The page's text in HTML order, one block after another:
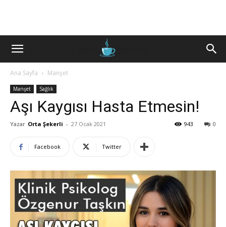
Ana Sayfa Manşet
Manşet Sağlık
Aşı Kaygısı Hasta Etmesin!
Yazar Orta Şekerli - 27 Ocak 2021 0
943
Facebook Twitter